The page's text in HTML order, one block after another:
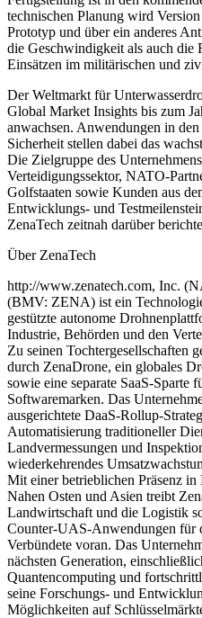
technischen Planung wird
Prototyp und über ein anderes
die Geschwindigkeit als auch die
Einsätzen im militärischen und
Der Weltmarkt für
Global Market Insights bis zum
anwachsen. Anwendungen in
Sicherheit stellen dabei das
Die Zielgruppe des
Verteidigungssektor, NATO-
Golfstaaten sowie Kunden aus
Entwicklungs- und
ZenaTech zeitnah darüber
Über ZenaTech
http://www.zenatech.com, Inc.
(BMV: ZENA) ist ein
gestützte autonome
Industrie, Behörden und den
Zu seinen Tochtergesellschaften
durch ZenaDrone, ein globales
sowie eine separate SaaS-Sparte
Softwaremarken. Das
ausgerichtete DaaS-Rollup-
Automatisierung traditioneller
Landvermessungen und
wiederkehrendes
Mit einer betrieblichen Präsenz
Nahen Osten und Asien treibt
Landwirtschaft und die Logistik
Counter-UAS-Anwendungen für
Verbündete voran. Das
nächsten Generation,
Quantencomputing und
seine Forschungs- und
Möglichkeiten auf